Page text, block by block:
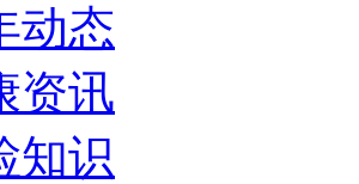
动态
资讯
知识